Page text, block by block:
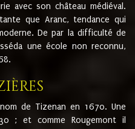
avec son château médiéval.
que Aranc, tendance qui
De par la difficulté de
une école non reconnu,
de Tizenan en 1670. Une
; et comme Rougemont il